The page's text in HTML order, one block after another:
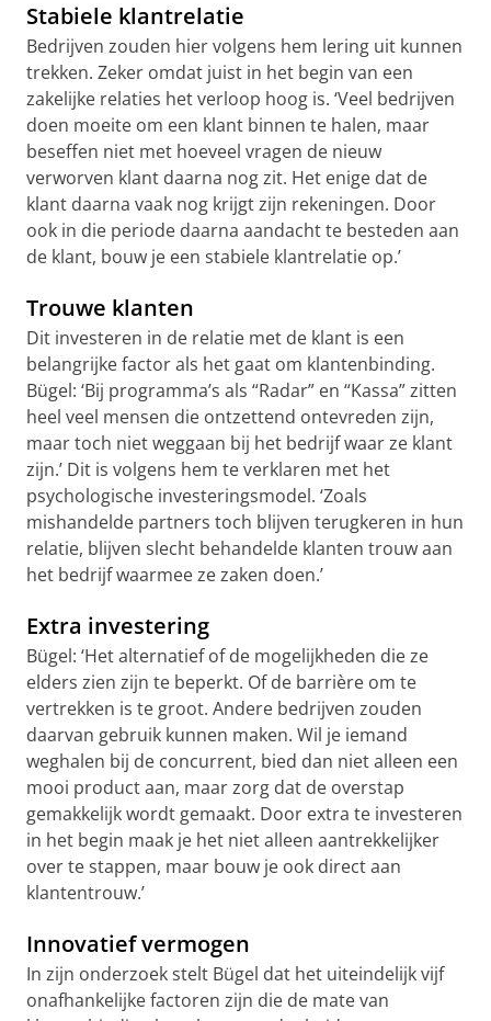
Stabiele klantrelatie
Bedrijven zouden hier volgens hem lering uit kunnen
trekken. Zeker omdat juist in het begin van een
zakelijke relaties het verloop hoog is. ‘Veel bedrijven
doen moeite om een klant binnen te halen, maar
beseffen niet met hoeveel vragen de nieuw
verworven klant daarna nog zit. Het enige dat de
klant daarna vaak nog krijgt zijn rekeningen. Door
ook in die periode daarna aandacht te besteden aan
de klant, bouw je een stabiele klantrelatie op.’
Trouwe klanten
Dit investeren in de relatie met de klant is een
belangrijke factor als het gaat om klantenbinding.
Bügel: ‘Bij programma’s als “Radar” en “Kassa” zitten
heel veel mensen die ontzettend ontevreden zijn,
maar toch niet weggaan bij het bedrijf waar ze klant
zijn.’ Dit is volgens hem te verklaren met het
psychologische investeringsmodel. ‘Zoals
mishandelde partners toch blijven terugkeren in hun
relatie, blijven slecht behandelde klanten trouw aan
het bedrijf waarmee ze zaken doen.’
Extra investering
Bügel: ‘Het alternatief of de mogelijkheden die ze
elders zien zijn te beperkt. Of de barrière om te
vertrekken is te groot. Andere bedrijven zouden
daarvan gebruik kunnen maken. Wil je iemand
weghalen bij de concurrent, bied dan niet alleen een
mooi product aan, maar zorg dat de overstap
gemakkelijk wordt gemaakt. Door extra te investeren
in het begin maak je het niet alleen aantrekkelijker
over te stappen, maar bouw je ook direct aan
klantentrouw.’
Innovatief vermogen
In zijn onderzoek stelt Bügel dat het uiteindelijk vijf
onafhankelijke factoren zijn die de mate van